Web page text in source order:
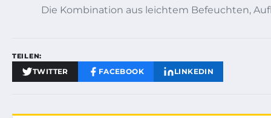
Die Kombination aus leichtem Befeuchten,
TEILEN:
TWITTER FACEBOOK LINKEDIN